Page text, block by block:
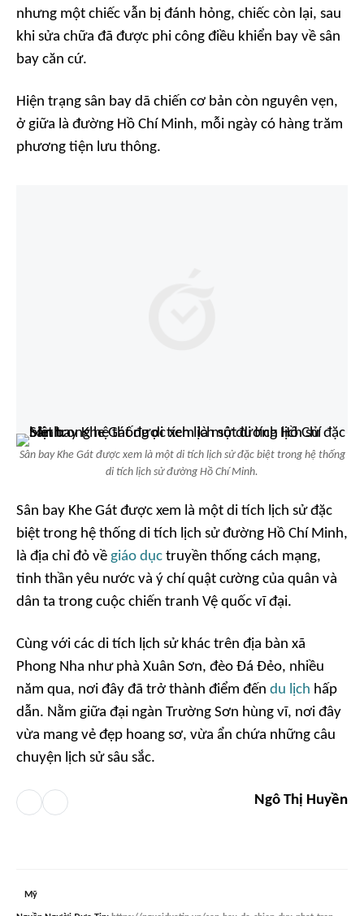
nhưng một chiếc vẫn bị đánh hỏng, chiếc còn lại, sau
khi sửa chữa đã được phi công điều khiển bay về sân
bay căn cứ.
Hiện trạng sân bay dã chiến cơ bản còn nguyên vẹn,
ở giữa là đường Hồ Chí Minh, mỗi ngày có hàng trăm
phương tiện lưu thông.
Sân bay Khe Gát được xem là một di tích lịch sử đặc biệt trong hệ thống
di tích lịch sử đường Hồ Chí Minh.
Sân bay Khe Gát được xem là một di tích lịch sử đặc
biệt trong hệ thống di tích lịch sử đường Hồ Chí Minh,
là địa chỉ đỏ về giáo dục truyền thống cách mạng,
tinh thần yêu nước và ý chí quật cường của quân và
dân ta trong cuộc chiến tranh Vệ quốc vĩ đại.
Cùng với các di tích lịch sử khác trên địa bàn xã
Phong Nha như phà Xuân Sơn, đèo Đá Đẻo, nhiều
năm qua, nơi đây đã trở thành điểm đến du lịch hấp
dẫn. Nằm giữa đại ngàn Trường Sơn hùng vĩ, nơi đây
vừa mang vẻ đẹp hoang sơ, vừa ẩn chứa những câu
chuyện lịch sử sâu sắc.
Ngô Thị Huyền
Mỹ